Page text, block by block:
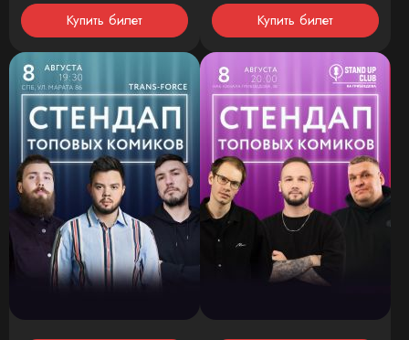
Купить билет Купить билет